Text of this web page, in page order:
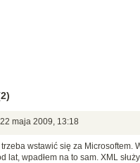
22 maja 2009, 13:18
trzeba wstawić się za
lat, wpadłem na to sam. XML